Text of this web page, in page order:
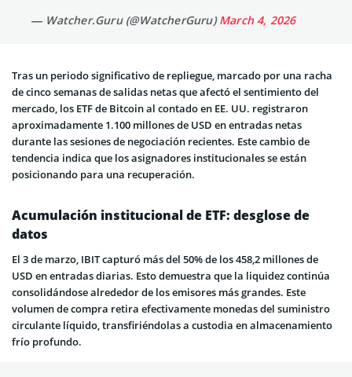
— Watcher.Guru (@WatcherGuru)March 4, 2026
Tras un periodo significativo de repliegue, marcado por una racha
de cinco semanas de salidas netas que afectó el sentimiento del
mercado, los ETF de Bitcoin al contado en EE. UU. registraron
aproximadamente 1.100 millones de USD en entradas netas
durante las sesiones de negociación recientes. Este cambio de
tendencia indica que los asignadores institucionales se están
posicionando para una recuperación.
Acumulación institucional de ETF: desglose de
datos
El 3 de marzo, IBIT capturó más del 50% de los 458,2 millones de
USD en entradas diarias. Esto demuestra que la liquidez continúa
consolidándose alrededor de los emisores más grandes. Este
volumen de compra retira efectivamente monedas del suministro
circulante líquido, transfiriéndolas a custodia en almacenamiento
frío profundo.